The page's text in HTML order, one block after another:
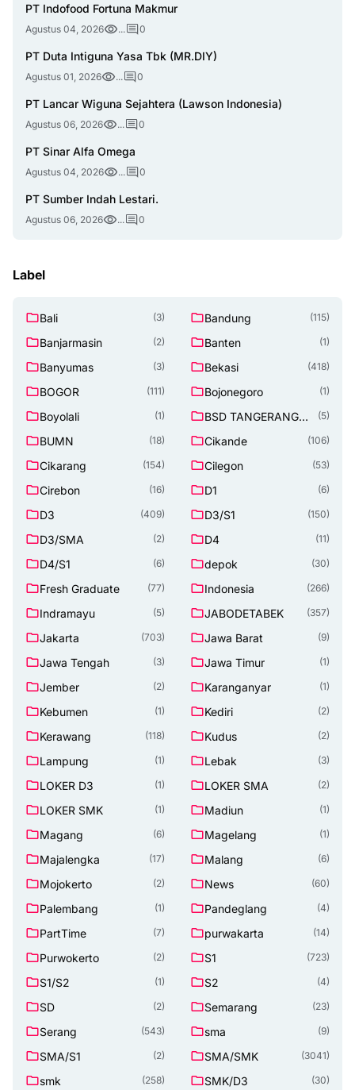
PT Indofood Fortuna Makmur
Agustus 04, 2026 ... 0
PT Duta Intiguna Yasa Tbk (MR.DIY)
Agustus 01, 2026 ... 0
PT Lancar Wiguna Sejahtera (Lawson Indonesia)
Agustus 06, 2026 ... 0
PT Sinar Alfa Omega
Agustus 04, 2026 ... 0
PT Sumber Indah Lestari.
Agustus 06, 2026 ... 0
Label
Bali (3) Bandung (115)
Banjarmasin (2) Banten (1)
Banyumas (3) Bekasi (418)
BOGOR (111) Bojonegoro (1)
Boyolali (1)
BSD TANGERANG
(5)
BUMN (18) Cikande (106)
Cikarang (154) Cilegon (53)
Cirebon (16) D1 (6)
D3 (409) D3/S1 (150)
D3/SMA (2) D4 (11)
D4/S1 (6) depok (30)
Fresh Graduate (77) Indonesia (266)
Indramayu (5) JABODETABEK (357)
Jakarta (703) Jawa Barat (9)
Jawa Tengah (3) Jawa Timur (1)
Jember (2) Karanganyar (1)
Kebumen (1) Kediri (2)
Kerawang (118) Kudus (2)
Lampung (1) Lebak (3)
LOKER D3 (1) LOKER SMA (2)
LOKER SMK (1) Madiun (1)
Magang (6) Magelang (1)
Majalengka (17) Malang (6)
Mojokerto (2) News (60)
Palembang (1) Pandeglang (4)
PartTime (7) purwakarta (14)
Purwokerto (2) S1 (723)
S1/S2 (1) S2 (4)
SD (2) Semarang (23)
Serang (543) sma (9)
SMA/S1 (2) SMA/SMK (3041)
smk (258) SMK/D3 (30)